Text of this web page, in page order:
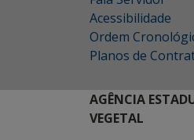
Acessibilidade
Ordem
Planos de
AGÊNCIA
VEGETAL